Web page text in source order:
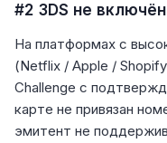
#2 3DS не
На платформах с
(Netflix / Apple /
Challenge с
карте не привязан
эмитент не